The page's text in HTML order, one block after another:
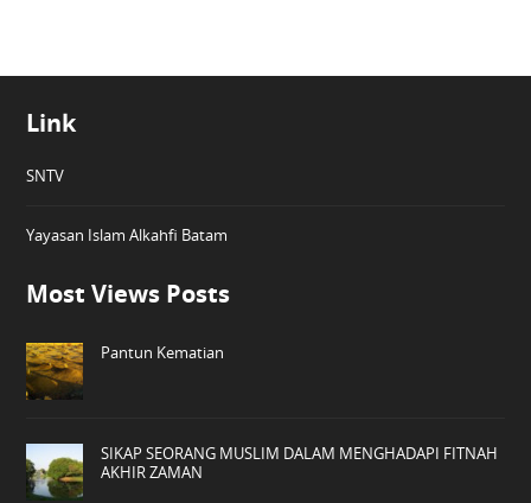
Link
SNTV
Yayasan Islam Alkahfi Batam
Most Views Posts
Pantun Kematian
SIKAP SEORANG MUSLIM DALAM MENGHADAPI FITNAH
AKHIR ZAMAN